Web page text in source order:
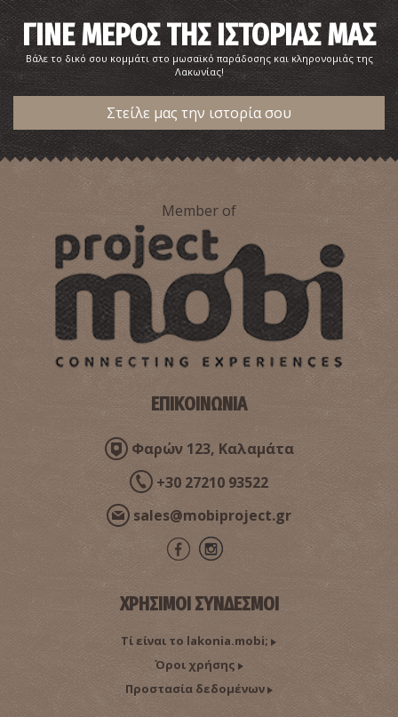
ΓΙΝΕ ΜΕΡΟΣ ΤΗΣ ΙΣΤΟΡΙΑΣ ΜΑΣ
Βάλε το δικό σου κομμάτι στο μωσαϊκό παράδοσης και κληρονομιάς της
Λακωνίας!
Στείλε μας την ιστορία σου
Member of
ΕΠΙΚΟΙΝΩΝΙΑ
Φαρών 123, Καλαμάτα
+30 27210 93522
sales@mobiproject.gr
ΧΡΗΣΙΜΟΙ ΣΥΝΔΕΣΜΟΙ
Τί είναι το lakonia.mobi;
Όροι χρήσης
Προστασία δεδομένων